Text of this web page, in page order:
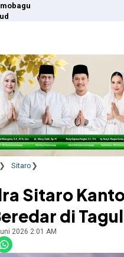
Sitaro
Sitaro
di
2026 2:01 AM